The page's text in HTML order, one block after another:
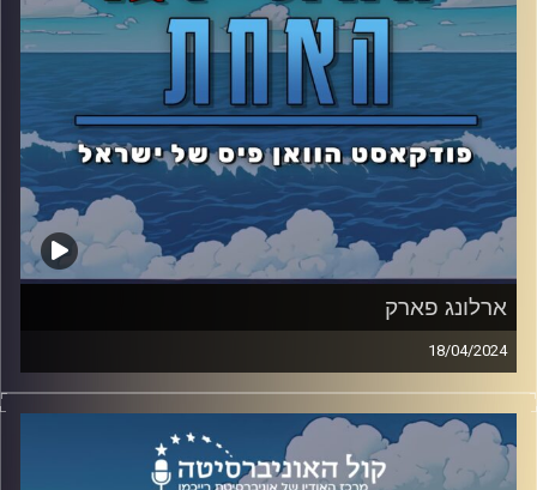
ארלונג פארק
18/04/2024
הצוות מפסיק לשחק משחקים ופוגש את האיום הממשי
הראשון. ואיך כל זה קשור לרונאלדו ובר רפאלי?
קרדיט תמונות: אסי ביטון